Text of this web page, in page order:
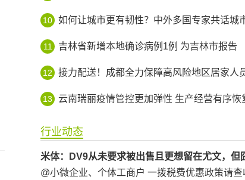
10 如何让城市更有韧性？中外多国专家共话城市智
11 吉林省新增本地确诊病例1例 为吉林市报告
12 接力配送！成都全力保障高风险地区居家人员生活
13 云南瑞丽疫情管控更加弹性 生产经营有序恢
行业动态
@小微企业、个体工商户 一拨税费优惠政策请查